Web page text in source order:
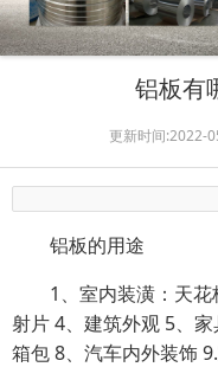
铝板有
更新时间:2022-
铝板的用途
1、室内装潢：天花
射片 4、建筑外观 5、家
箱包 8、汽车内外装饰